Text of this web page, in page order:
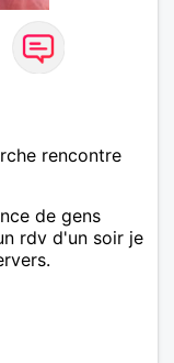
rencontre
de gens
rdv d'un soir je